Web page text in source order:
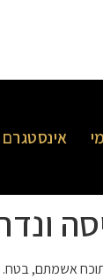
אשמתם, בטח.